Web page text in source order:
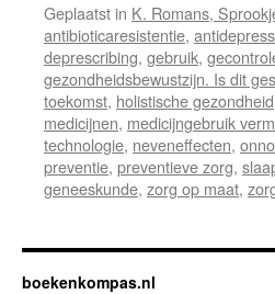
Geplaatst in K. Romans,
antibioticaresistentie,
deprescribing, gebruik,
gezondheidsbewustzijn. Is dit
toekomst, holistische gezondheid
medicijnen, medicijngebruik
technologie, neveneffecten,
preventie, preventieve zorg,
geneeskunde, zorg op maat,
boekenkompas.nl